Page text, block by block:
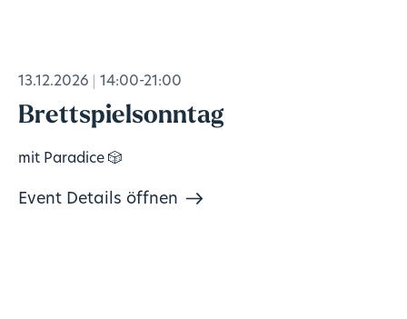
13.12.2026 14:00-21:00
Brettspielsonntag
mit Paradice 🎲
Event Details öffnen